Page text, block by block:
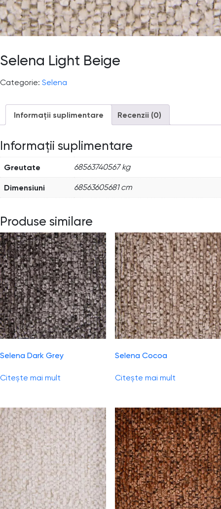
Selena Light Beige
Categorie: Selena
Informații suplimentare Recenzii (0)
Informații suplimentare
Greutate 68563740567 kg
Dimensiuni 68563605681 cm
Produse similare
Selena Dark Grey
Citește mai mult
Selena Cocoa
Citește mai mult